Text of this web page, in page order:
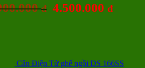
đ 4.500.000 đ
Cân Điện Tử ghế ngồi DS 166SS